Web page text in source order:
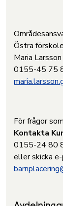
Östra
Maria
0155-45 75
För frågor
Kontakta
0155-24 80
eller skicka